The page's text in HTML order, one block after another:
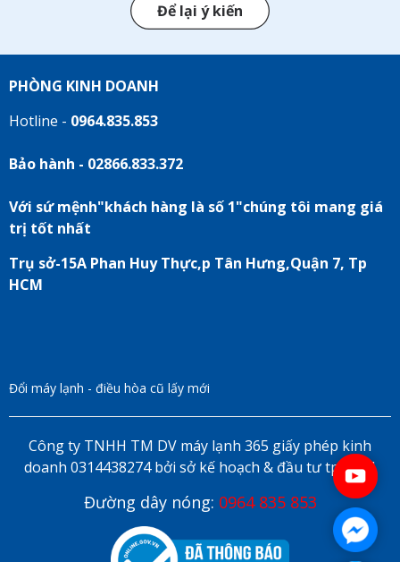
Để lại ý kiến
PHÒNG KINH DOANH
Hotline - 0964.835.853
Bảo hành - 02866.833.372
Với sứ mệnh"khách hàng là số 1"chúng tôi mang giá
trị tốt nhất
Trụ sở-15A Phan Huy Thực,p Tân Hưng,Quận 7, Tp
HCM
Đổi máy lạnh - điều hòa cũ lấy mới
Công ty TNHH TM DV máy lạnh 365 giấy phép kinh
doanh 0314438274 bởi sở kế hoạch & đầu tư tp HCM
Đường dây nóng: 0964 835 853